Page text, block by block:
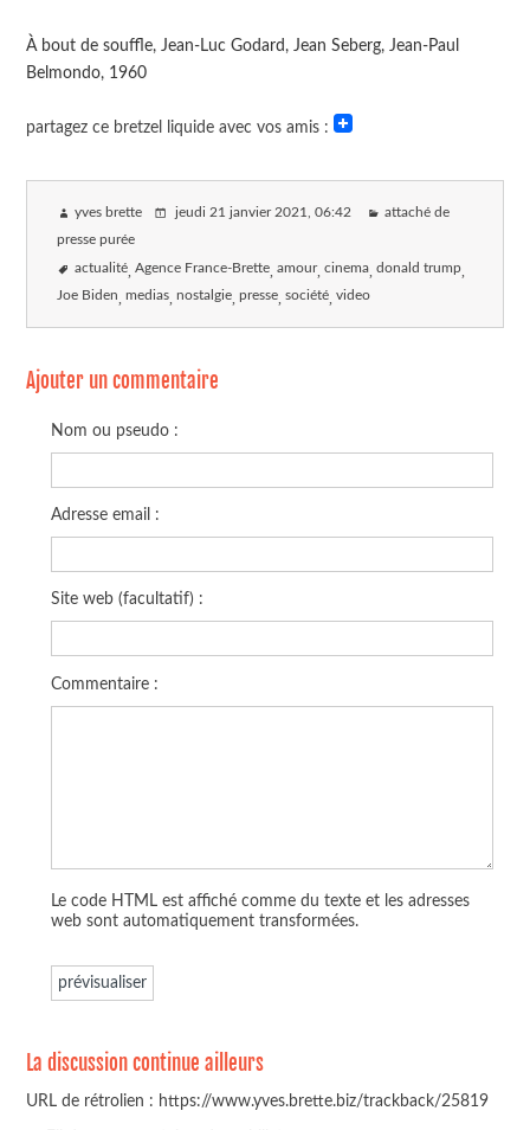
À bout de souffle, Jean-Luc Godard, Jean Seberg, Jean-Paul
Belmondo, 1960
partagez ce bretzel liquide avec vos amis :
yves brette jeudi 21 janvier 2021 , 06:42 attaché de
presse purée
actualité Agence France-Brette amour cinema donald trump
Joe Biden medias nostalgie presse société video
Ajouter un commentaire
Nom ou pseudo :
Adresse email :
Site web (facultatif) :
Commentaire :
Le code HTML est affiché comme du texte et les adresses
web sont automatiquement transformées.
La discussion continue ailleurs
URL de rétrolien : https://www.yves.brette.biz/trackback/25819